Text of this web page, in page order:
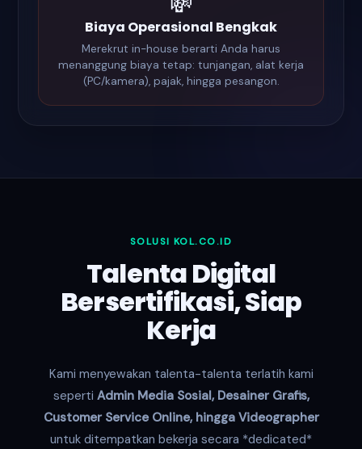
Biaya Operasional Bengkak
Merekrut in-house berarti Anda harus
menanggung biaya tetap: tunjangan, alat kerja
(PC/kamera), pajak, hingga pesangon.
SOLUSI KOL.CO.ID
Talenta Digital
Bersertifikasi, Siap
Kerja
Kami menyewakan talenta-talenta terlatih kami
seperti Admin Media Sosial, Desainer Grafis,
Customer Service Online, hingga Videographer
untuk ditempatkan bekerja secara *dedicated*